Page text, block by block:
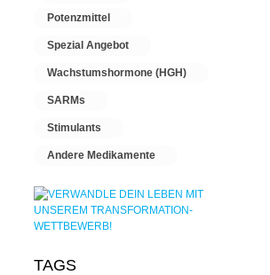
Potenzmittel
Spezial Angebot
Wachstumshormone (HGH)
SARMs
Stimulants
Andere Medikamente
TAGS